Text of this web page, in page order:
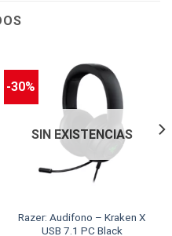
-30%
SIN EXISTENCIAS
Razer: Audifono – Kraken X
USB 7.1 PC Black